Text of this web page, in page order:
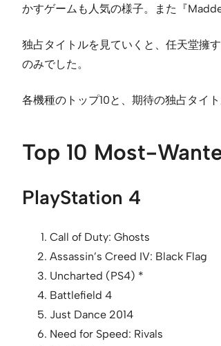
かすゲームも人気の様子。また『
独占タイトルを見ていくと、任天堂擁
のみでした。
各機種のトップ10と、期待の独占タイ
Top 10 Most-
PlayStation 4
Call of Duty: Ghosts
Assassin’s Creed IV: Black Flag
Uncharted (PS4) *
Battlefield 4
Just Dance 2014
Need for Speed: Rivals